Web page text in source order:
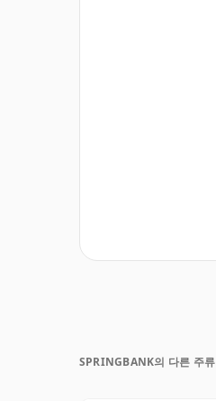
SPRINGBANK의 다른 주류